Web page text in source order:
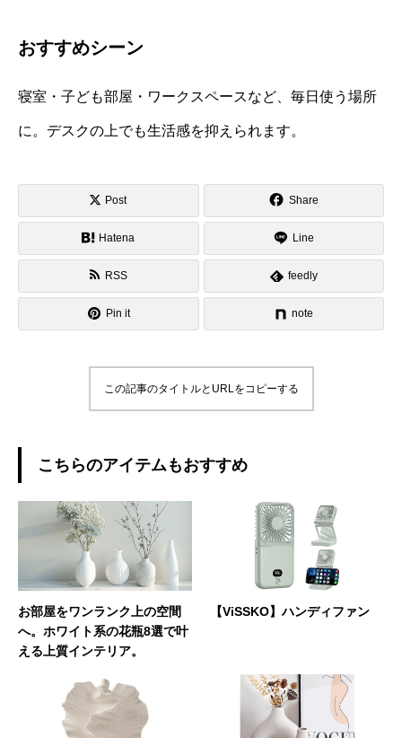
おすすめシーン
寝室・子ども部屋・ワークスペースなど、毎日使う場所
に。デスクの上でも生活感を抑えられます。
Post Share
Hatena Line
RSS feedly
Pin it note
この記事のタイトルとURLをコピーする
こちらのアイテムもおすすめ
お部屋をワンランク上の空間
へ。ホワイト系の花瓶8選で叶
える上質インテリア。
【ViSSKO】ハンディファン